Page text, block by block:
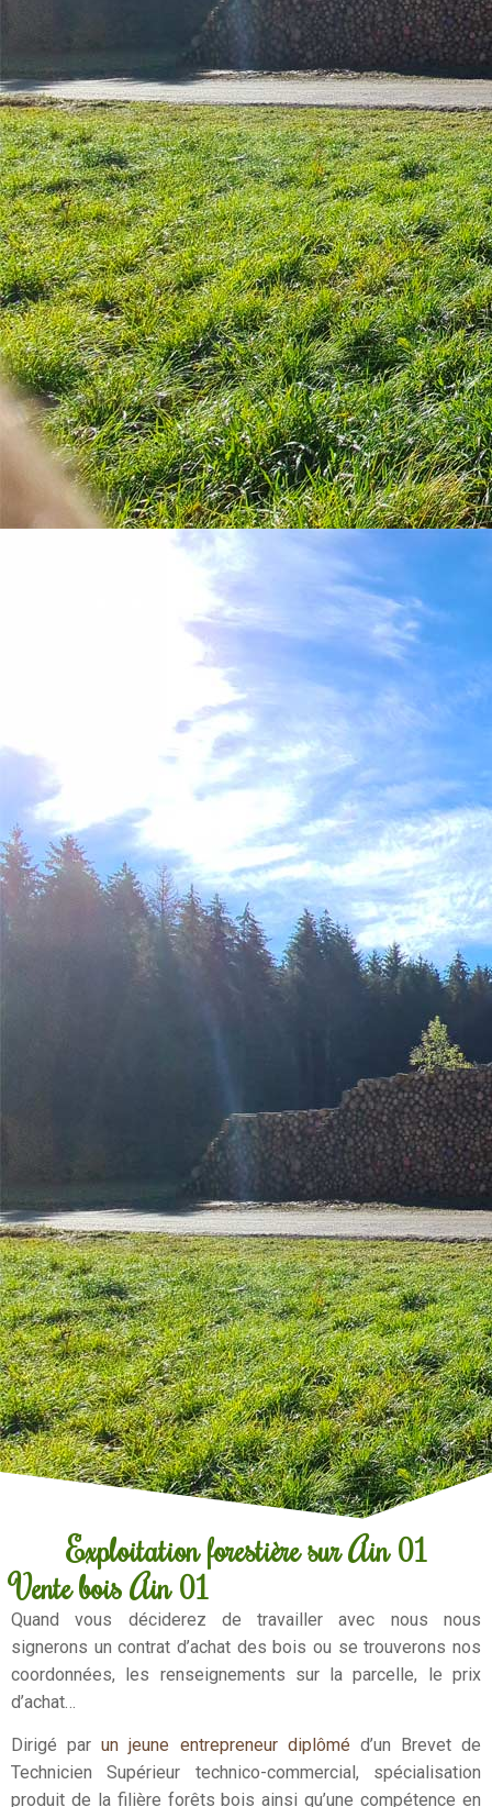
Exploitation forestière sur Ain 01
Vente bois Ain 01
Quand vous déciderez de travailler avec nous nous
signerons un contrat d’achat des bois ou se trouverons nos
coordonnées, les renseignements sur la parcelle, le prix
d’achat…
Dirigé parun jeune entrepreneur diplômé d’un Brevet de
Technicien Supérieur technico-commercial, spécialisation
produit de la filière forêts bois ainsi qu’une compétence en